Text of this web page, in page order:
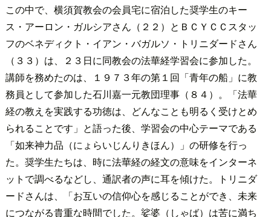
この中で、横須賀教会の会員宅に宿泊した奨学生のキー
ス・アーロン・ガルシアさん（２２）とＢＣＹＣＣスタッ
フのベネディクト・イアン・バガルソ・トリニダードさん
（３３）は、２３日に同教会の法華経学習会に参加した。
講師を務めたのは、１９７３年の第１回「青年の船」に教
務員として参加した石川嘉一元教団理事（８４）。「法華
経の教えを実践する功徳は、どんなことも明るく受けとめ
られることです」と語った後、学習会の中心テーマである
「如来神力品（にょらいじんりきほん）」の研修を行っ
た。奨学生たちは、時に法華経の経文の意味をインターネ
ットで調べるなどし、通訳者の声に耳を傾けた。トリニダ
ードさんは、「お互いの信仰心を感じることができ、未来
につながる貴重な時間でした。娑婆（しゃば）は苦に満ち